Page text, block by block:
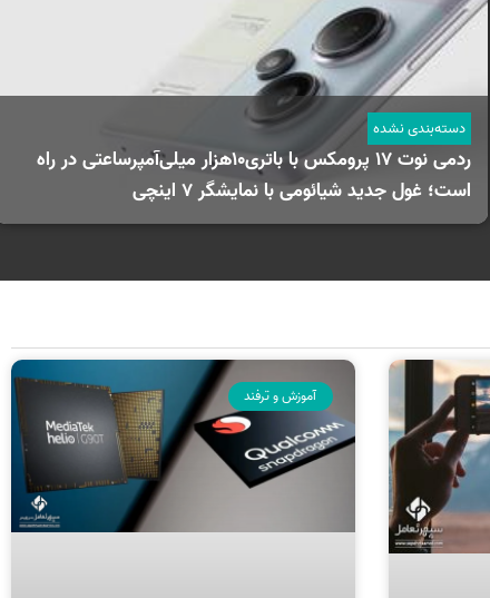
دسته‌بندی نشده
ردمی نوت 17 پرومکس با باتری۱۰هزار میلی‌آمپرساعتی در راه
است؛ غول جدید شیائومی با نمایشگر ۷ اینچی
آموزش و ترفند